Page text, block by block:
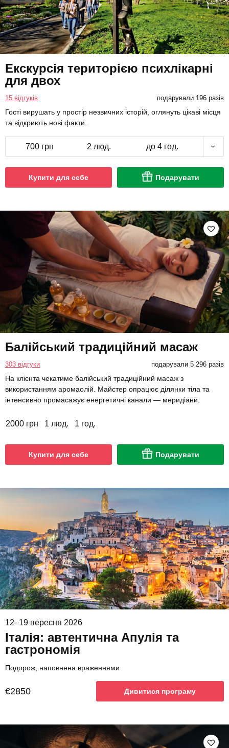
Екскурсія територією психлікарні
для двох
15 відгуків подарували 196 разів
Гості вирушать у простір незвичних історій, оглянуть цікаві місця
та відкриють нові факти.
700 грн 2 люд. до 4 год.
Купити для себе Подарувати
Балійський традиційний масаж
303 відгуки подарували 5 296 разів
На клієнта чекатиме балійський традиційний масаж з
використанням аромаолій. Майстер опрацює ділянки тіла та
інтенсивно промасажує енергетичні канали — меридіани.
2000 грн 1 люд. 1 год.
Купити для себе Подарувати
12–19 вересня 2026
Італія: автентична Апулія та
гастрономія
Подорож, наповнена враженнями
€2850 Дивитися програму